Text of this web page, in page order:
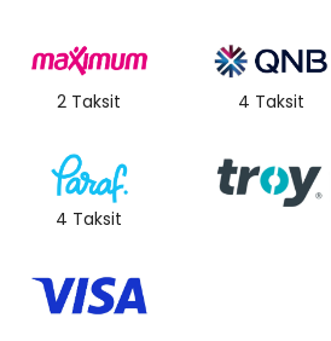
2 Taksit 4 Taksit
4 Taksit